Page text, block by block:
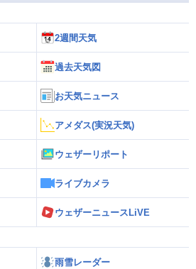
2週間天気
過去天気図
お天気ニュース
アメダス(実況天気)
ウェザーリポート
ライブカメラ
ウェザーニュースLiVE
雨雪レーダー